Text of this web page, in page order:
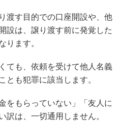
渡す目的での口座開設や、他
設は、譲り渡す前に発覚した
ります。
ても、依頼を受けて他人名義
とも犯罪に該当します。
をもらっていない」「友人に
訳は、一切通用しません。